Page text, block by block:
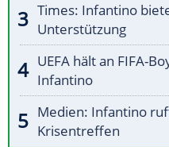
Times: Infantino
Unterstützung
UEFA hält an FIFA-
Infantino
Medien: Infantino
Krisentreffen